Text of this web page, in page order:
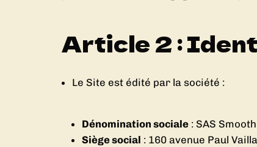
Article 2 :
Le Site est édité par la société :
Dénomination sociale : SAS
Siège social : 160 avenue Paul